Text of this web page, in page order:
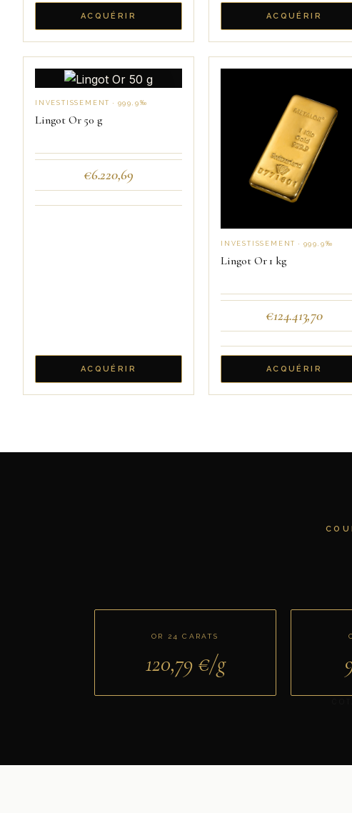
ACQUÉRIR ACQUÉRIR
INVESTISSEMENT · 999,9‰
Lingot Or 50 g
€6.220,69
ACQUÉRIR
INVESTISSEMENT · 999,9‰
Lingot Or 1 kg
€124.413,70
ACQUÉRIR
OR 24 CARATS
120,79€/g